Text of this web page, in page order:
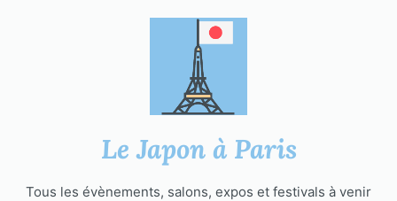
Le Japon à Paris
Tous les évènements, salons, expos et festivals à venir